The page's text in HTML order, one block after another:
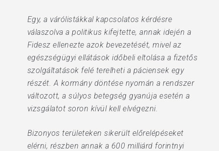
Egy, a várólistákkal kapcsolatos kérdésre
válaszolva a politikus kifejtette, annak idején a
Fidesz ellenezte azok bevezetését, mivel az
egészségügyi ellátások időbeli eltolása a fizetős
szolgáltatások felé terelheti a páciensek egy
részét. A kormány döntése nyomán a rendszer
változott, a súlyos betegség gyanúja esetén a
vizsgálatot soron kívül kell elvégezni.
Bizonyos területeken sikerült előrelépéseket
elérni, részben annak a 600 milliárd forintnyi